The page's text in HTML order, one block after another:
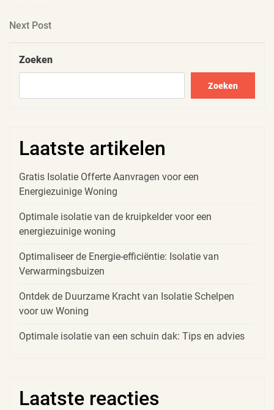
Next
Next Post
Zoeken
Zoeken
Laatste artikelen
Gratis Isolatie Offerte Aanvragen voor een
Energiezuinige Woning
Optimale isolatie van de kruipkelder voor een
energiezuinige woning
Optimaliseer de Energie-efficiëntie: Isolatie van
Verwarmingsbuizen
Ontdek de Duurzame Kracht van Isolatie Schelpen
voor uw Woning
Optimale isolatie van een schuin dak: Tips en advies
Laatste reacties